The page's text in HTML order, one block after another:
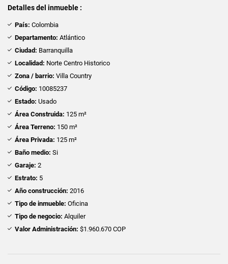
Detalles del inmueble :
País: Colombia
Departamento: Atlántico
Ciudad: Barranquilla
Localidad: Norte Centro Historico
Zona / barrio: Villa Country
Código: 10085237
Estado: Usado
Área Construida: 125 m²
Área Terreno: 150 m²
Área Privada: 125 m²
Baño medio: Si
Garaje: 2
Estrato: 5
Año construcción: 2016
Tipo de inmueble: Oficina
Tipo de negocio: Alquiler
Valor Administración: $1.960.670 COP